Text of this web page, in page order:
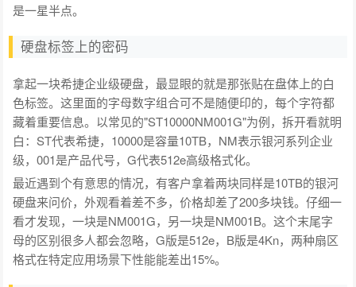
是一星半点。
硬盘标签上的密码
拿起一块希捷企业级硬盘，最显眼的就是那张贴在盘体上的白
色标签。这里面的字母数字组合可不是随便印的，每个字符都
藏着重要信息。以常见的"ST10000NM001G"为例，拆开看就明
白：ST代表希捷，10000是容量10TB，NM表示银河系列企业
级，001是产品代号，G代表512e高级格式化。
最近遇到个有意思的情况，有客户拿着两块同样是10TB的银河
硬盘来问价，外观看着差不多，价格却差了200多块钱。仔细一
看才发现，一块是NM001G，另一块是NM001B。这个末尾字
母的区别很多人都会忽略，G版是512e，B版是4Kn，两种扇区
格式在特定应用场景下性能能差出15%。